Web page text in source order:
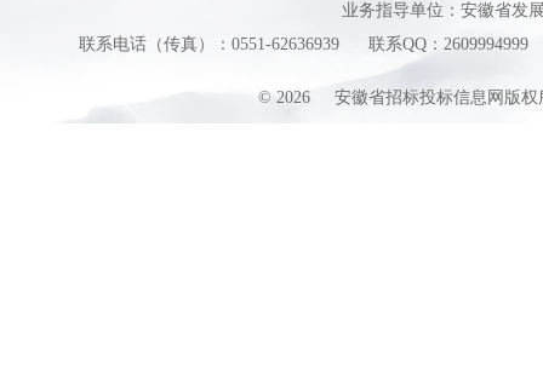
业务指导单位：安徽省发
联系电话（传真）：0551-62636939
联系QQ：2609994999
© 2026 安徽省招标投标信息网版